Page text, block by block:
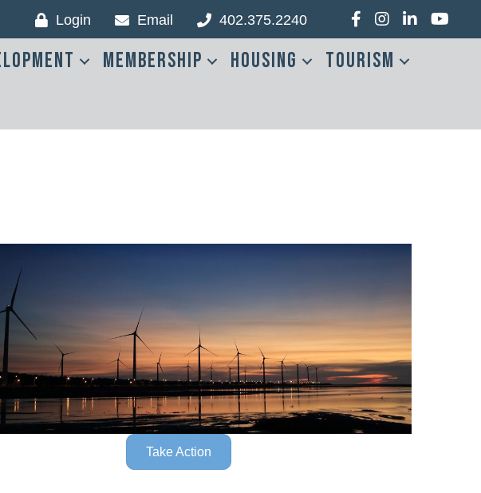
Login Email 402.375.2240 Facebook
Instagram
LinkedIn
Membership Housing
Tourism
Take Action